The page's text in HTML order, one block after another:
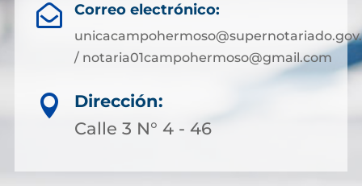
 Correo electrónico:
/ notaria01campohermoso@gmail.com

Dirección:
Calle 3 N° 4 - 46